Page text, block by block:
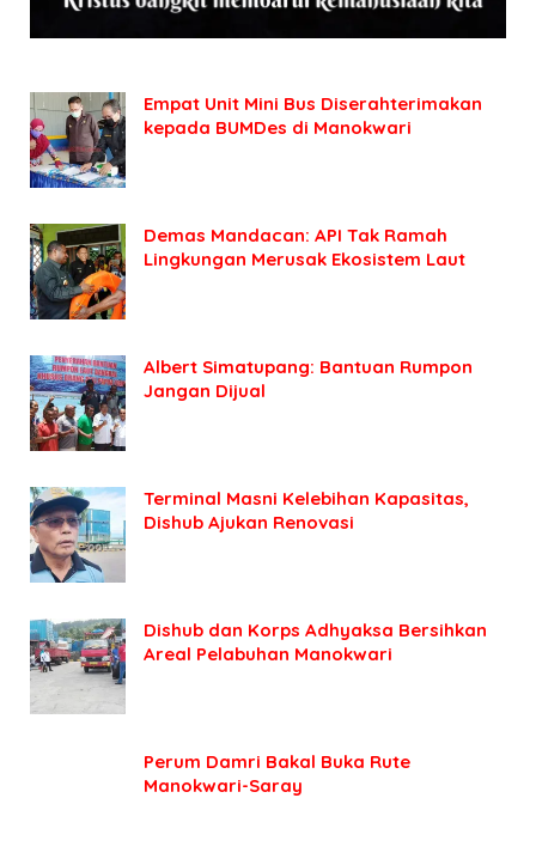
Empat Unit Mini Bus Diserahterimakan
kepada BUMDes di Manokwari
Demas Mandacan: API Tak Ramah
Lingkungan Merusak Ekosistem Laut
Albert Simatupang: Bantuan Rumpon
Jangan Dijual
Terminal Masni Kelebihan Kapasitas,
Dishub Ajukan Renovasi
Dishub dan Korps Adhyaksa Bersihkan
Areal Pelabuhan Manokwari
Perum Damri Bakal Buka Rute
Manokwari-Saray